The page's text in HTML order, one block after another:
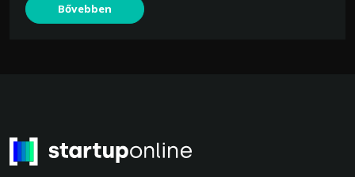
Bővebben